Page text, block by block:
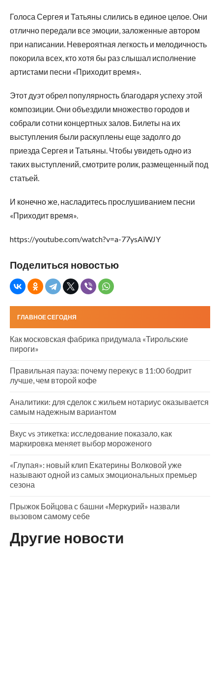
Голоса Сергея и Татьяны слились в единое целое. Они
отлично передали все эмоции, заложенные автором
при написании. Невероятная легкость и мелодичность
покорила всех, кто хотя бы раз слышал исполнение
артистами песни «Приходит время».
Этот дуэт обрел популярность благодаря успеху этой
композиции. Они объездили множество городов и
собрали сотни концертных залов. Билеты на их
выступления были раскуплены еще задолго до
приезда Сергея и Татьяны. Чтобы увидеть одно из
таких выступлений, смотрите ролик, размещенный под
статьей.
И конечно же, насладитесь прослушиванием песни
«Приходит время».
https://youtube.com/watch?v=a-77ysAiWJY
Поделиться новостью
ГЛАВНОЕ СЕГОДНЯ
Как московская фабрика придумала «Тирольские
пироги»
Правильная пауза: почему перекус в 11:00 бодрит
лучше, чем второй кофе
Аналитики: для сделок с жильем нотариус оказывается
самым надежным вариантом
Вкус vs этикетка: исследование показало, как
маркировка меняет выбор мороженого
«Глупая»: новый клип Екатерины Волковой уже
называют одной из самых эмоциональных премьер
сезона
Прыжок Бойцова с башни «Меркурий» назвали
вызовом самому себе
Другие новости